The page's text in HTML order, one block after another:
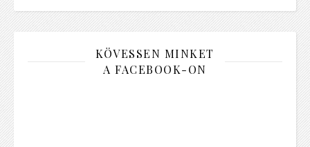
KÖVESSEN MINKET
A FACEBOOK-ON